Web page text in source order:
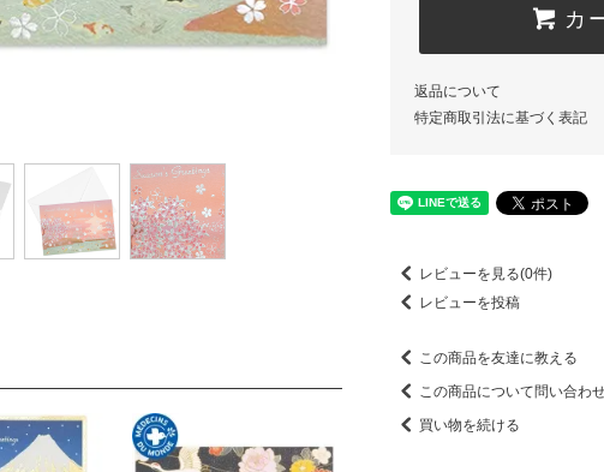
カ
返品について
特定商取引法に基づく表記
レビューを見る(0件)
レビューを投稿
この商品を友達に教える
この商品について問い合わ
買い物を続ける